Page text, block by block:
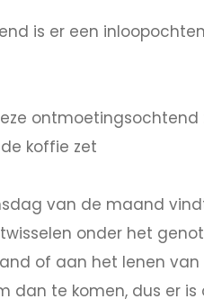
is er een
koffie zet
van de maand
onder het
of aan het lenen
dan te komen, dus er